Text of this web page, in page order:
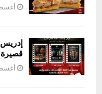
أغسطس
إدريس
قصيرة
أغسطس